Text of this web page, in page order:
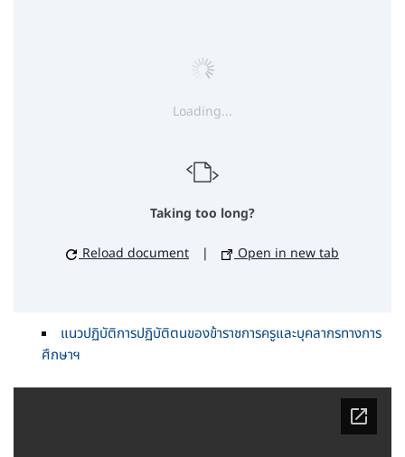
Loading...
Taking too long?
Reload document | Open in new tab
แนวปฏิบัติการปฏิบัติตนของข้าราชการครูและบุคลากรทางการ
ศึกษาฯ